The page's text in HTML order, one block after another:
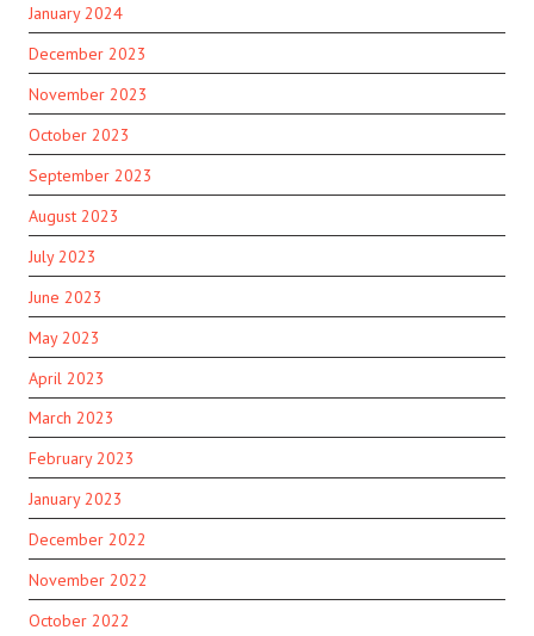
January 2024
December 2023
November 2023
October 2023
September 2023
August 2023
July 2023
June 2023
May 2023
April 2023
March 2023
February 2023
January 2023
December 2022
November 2022
October 2022